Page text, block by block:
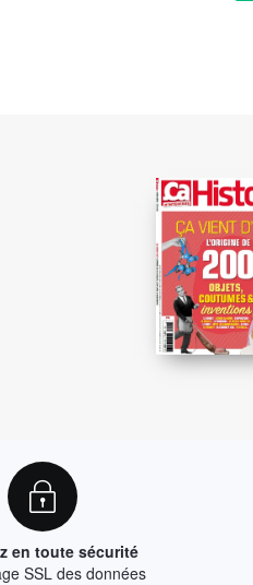
en toute sécurité
SSL des données